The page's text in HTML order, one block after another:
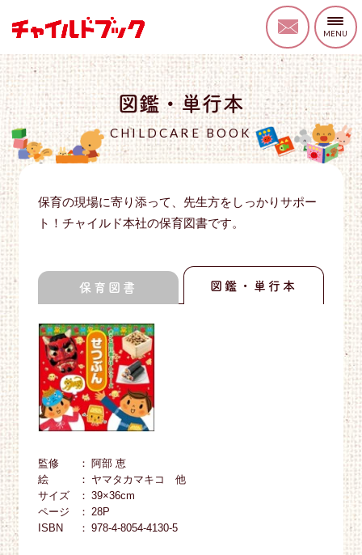
図鑑・単行本
CHILDCARE BOOK
保育の現場に寄り添って、先生方をしっかりサポー
ト！チャイルド本社の保育図書です。
保育図書 図鑑・単行本
監修
阿部 恵
絵
ヤマタカマキコ 他
サイズ
39×36cm
ページ
28P
ISBN
978-4-8054-4130-5